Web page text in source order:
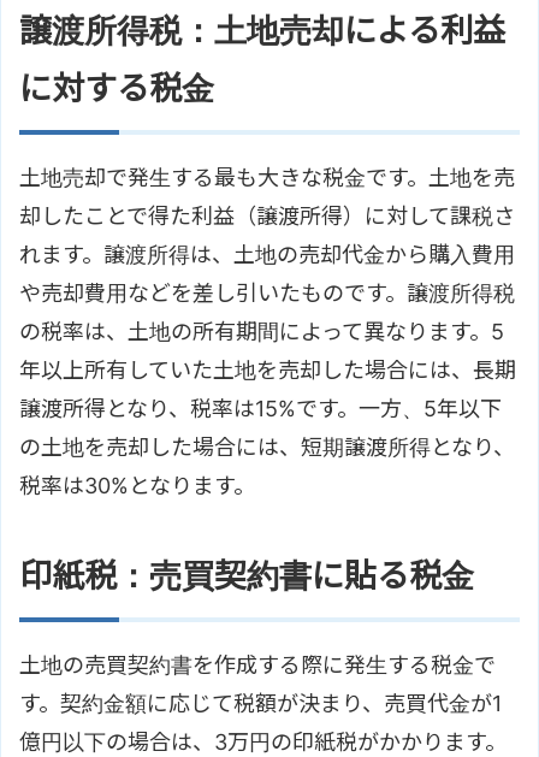
譲渡所得税：土地売却による利益
に対する税金
土地売却で発生する最も大きな税金です。土地を売
却したことで得た利益（譲渡所得）に対して課税さ
れます。譲渡所得は、土地の売却代金から購入費用
や売却費用などを差し引いたものです。譲渡所得税
の税率は、土地の所有期間によって異なります。5
年以上所有していた土地を売却した場合には、長期
譲渡所得となり、税率は15%です。一方、5年以下
の土地を売却した場合には、短期譲渡所得となり、
税率は30%となります。
印紙税：売買契約書に貼る税金
土地の売買契約書を作成する際に発生する税金で
す。契約金額に応じて税額が決まり、売買代金が1
億円以下の場合は、3万円の印紙税がかかります。